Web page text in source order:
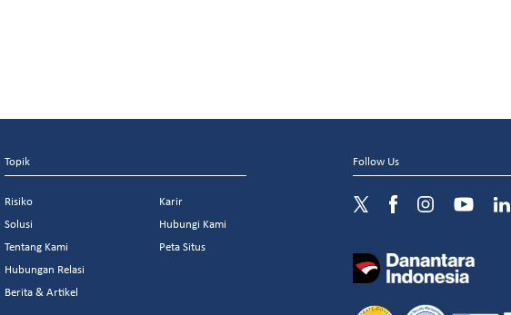
Topik
Risiko
Solusi
Tentang Kami
Hubungan Relasi
Berita & Artikel
Karir
Hubungi Kami
Peta Situs
Follow Us